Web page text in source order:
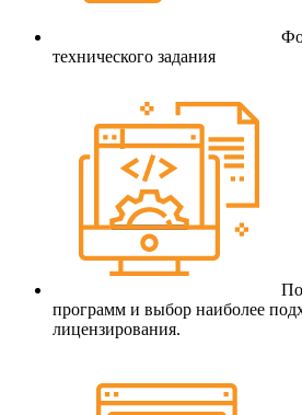
технического задания
программ и выбор наиболее
лицензирования.